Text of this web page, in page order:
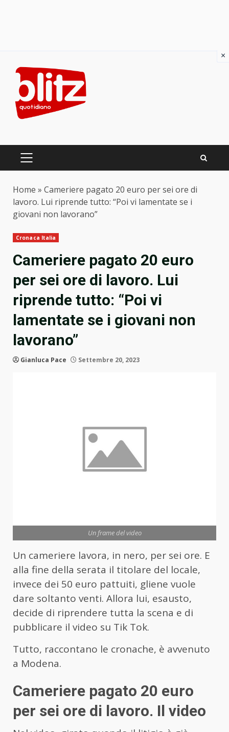
content
PRIMARY
Home » Cameriere pagato 20 euro per sei ore di
lavoro. Lui riprende tutto: “Poi vi lamentate se i
giovani non lavorano”
Cronaca Italia
Cameriere pagato 20 euro
per sei ore di lavoro. Lui
riprende tutto: “Poi vi
lamentate se i giovani non
lavorano”
Gianluca Pace Settembre 20, 2023
Un frame del video
Un cameriere lavora, in nero, per sei ore. E
alla fine della serata il titolare del locale,
invece dei 50 euro pattuiti, gliene vuole
dare soltanto venti. Allora lui, esausto,
decide di riprendere tutta la scena e di
pubblicare il video su Tik Tok.
Tutto, raccontano le cronache, è avvenuto
a Modena.
Cameriere pagato 20 euro
per sei ore di lavoro. Il video
×